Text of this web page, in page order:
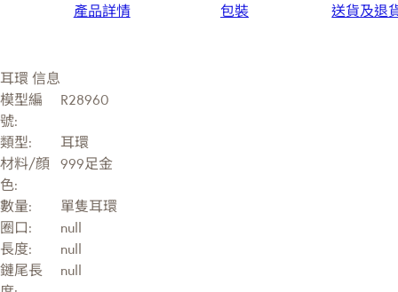
產品詳情 包裝 送貨及退
耳環 信息
模型編
號:
R28960
類型:
耳環
材料/顔
色:
999足金
數量:
單隻耳環
圈口:
null
長度:
null
鏈尾長
null